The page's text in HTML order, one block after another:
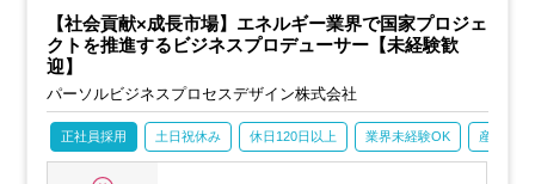
作成をお手伝いします。
【社会貢献×成長市場】エネルギー業界で国家プロジェ
クトを推進するビジネスプロデューサー【未経験歓
迎】
パーソルビジネスプロセスデザイン株式会社
正社員採用 土日祝休み 休日120日以上 業界未経験OK 産休・育